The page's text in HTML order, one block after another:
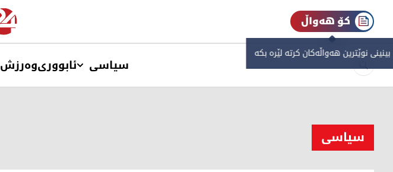
کۆ هەواڵ
نوێترین هەواڵەکان کرتە لێرە بکە
سیاسی ئابووریوەرزش
سیاسی